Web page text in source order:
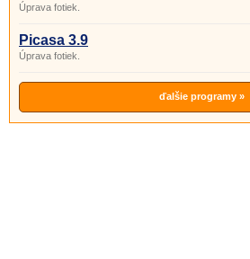
Úprava fotiek.
Picasa 3.9
Úprava fotiek.
ďalšie programy »